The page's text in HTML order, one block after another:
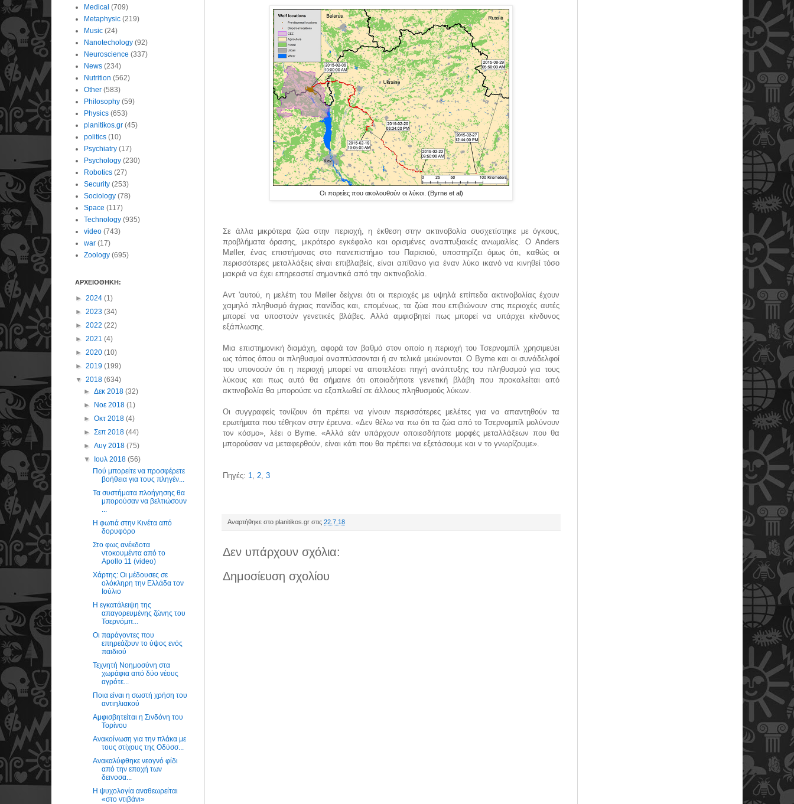
Οι πορείες που ακολουθούν οι λύκοι. (Byrne et al)
Σε άλλα μικρότερα ζώα στην περιοχή, η έκθεση στην ακτινοβολία συσχετίστηκε με όγκους,
προβλήματα όρασης, μικρότερο εγκέφαλο και ορισμένες αναπτυξιακές ανωμαλίες. Ο Anders
Møller, ένας επιστήμονας στο πανεπιστήμιο του Παρισιού, υποστηρίζει όμως ότι, καθώς οι
περισσότερες μεταλλάξεις είναι επιβλαβείς, είναι απίθανο για έναν λύκο ικανό να κινηθεί τόσο
μακριά να έχει επηρεαστεί σημαντικά από την ακτινοβολία.
Αντ 'αυτού, η μελέτη του Møller δείχνει ότι οι περιοχές με υψηλά επίπεδα ακτινοβολίας έχουν
χαμηλό πληθυσμό άγριας πανίδας και, επομένως, τα ζώα που επιβιώνουν στις περιοχές αυτές
μπορεί να υποστούν γενετικές βλάβες. Αλλά αμφισβητεί πως μπορεί να υπάρχει κίνδυνος
εξάπλωσης.
Μια επιστημονική διαμάχη, αφορά τον βαθμό στον οποίο η περιοχή του Τσερνομπίλ χρησιμεύει
ως τόπος όπου οι πληθυσμοί αναπτύσσονται ή αν τελικά μειώνονται. Ο Byrne και οι συνάδελφοί
του υπονοούν ότι η περιοχή μπορεί να αποτελέσει πηγή ανάπτυξης του πληθυσμού για τους
λύκους και πως αυτό θα σήμαινε ότι οποιαδήποτε γενετική βλάβη που προκαλείται από
ακτινοβολία θα μπορούσε να εξαπλωθεί σε άλλους πληθυσμούς λύκων.
Οι συγγραφείς τονίζουν ότι πρέπει να γίνουν περισσότερες μελέτες για να απαντηθούν τα
ερωτήματα που τέθηκαν στην έρευνα. «Δεν θέλω να πω ότι τα ζώα από το Τσερνομπίλ μολύνουν
τον κόσμο», λέει ο Byrne. «Αλλά εάν υπάρχουν οποιεσδήποτε μορφές μεταλλάξεων που θα
μπορούσαν να μεταφερθούν, είναι κάτι που θα πρέπει να εξετάσουμε και ν το γνωρίζουμε».
Πηγές: 1 2 3
Αναρτήθηκε στο planitikos.gr στις 22.7.18
Δεν υπάρχουν σχόλια:
Δημοσίευση σχολίου
Medical (709)
Metaphysic (219)
Music (24)
Nanotechology (92)
Neuroscience (337)
News (234)
Nutrition (562)
Other (583)
Philosophy (59)
Physics (653)
planitikos.gr (45)
politics (10)
Psychiatry (17)
Psychology (230)
Robotics (27)
Security (253)
Sociology (78)
Space (117)
Technology (935)
video (743)
war (17)
Zoology (695)
ΑΡΧΕΙΟΘΗΚΗ:
► 2024 (1)
► 2023 (34)
► 2022 (22)
► 2021 (4)
► 2020 (10)
► 2019 (199)
▼ 2018 (634)
►Δεκ 2018(32)
► Νοε 2018(1)
►Οκτ 2018(4)
►Σεπ 2018(44)
►Αυγ 2018(75)
▼ Ιουλ 2018(56)
Πού μπορείτε να προσφέρετε
βοήθεια για τους πληγέν...
Τα συστήματα πλοήγησης θα
μπορούσαν να βελτιώσουν
Η φωτιά στην Κινέτα από
δορυφόρο
Στο φως ανέκδοτα
ντοκουμέντα από το
Apollo 11 (video)
Χάρτης: Οι μέδουσες σε
ολόκληρη την Ελλάδα τον
Ιούλιο
Η εγκατάλειψη της
απαγορευμένης ζώνης του
Τσερνόμπ...
Οι παράγοντες που
επηρεάζουν το ύψος ενός
παιδιού
Τεχνητή Νοημοσύνη στα
χωράφια από δύο νέους
αγρότε...
Ποια είναι η σωστή χρήση του
αντιηλιακού
Αμφισβητείται η Σινδόνη του
Τορίνου
Ανακοίνωση για την πλάκα με
τους στίχους της Οδύσσ...
Ανακαλύφθηκε νεογνό φίδι
από την εποχή των
δεινοσα...
Η ψυχολογία αναθεωρείται
«στο ντιβάνι»